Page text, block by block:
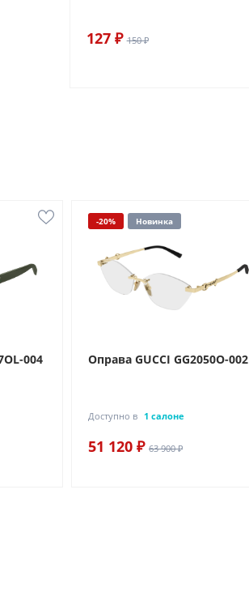
127 ₽ 150 ₽
004
-20% Новинка
Оправа GUCCI GG2050O-002
Доступно в 1 салоне
51 120 ₽ 63 900 ₽